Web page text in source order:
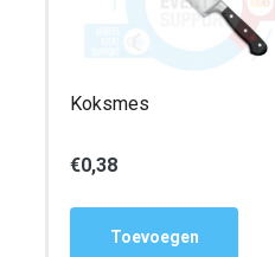
Koksmes
€0,38
Toevoegen